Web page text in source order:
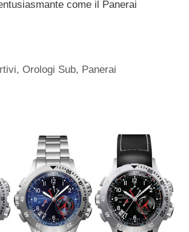
come il Panerai
,Orologi Sub, Panerai